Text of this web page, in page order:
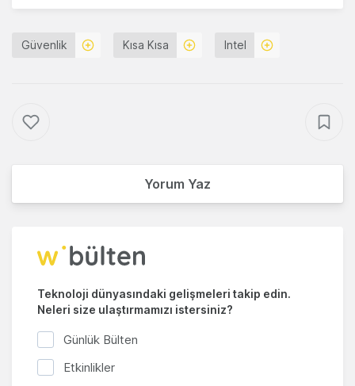
Güvenlik Kısa Kısa Intel
Yorum Yaz
Teknoloji dünyasındaki gelişmeleri takip edin.
Neleri size ulaştırmamızı istersiniz?
Günlük Bülten
Etkinlikler